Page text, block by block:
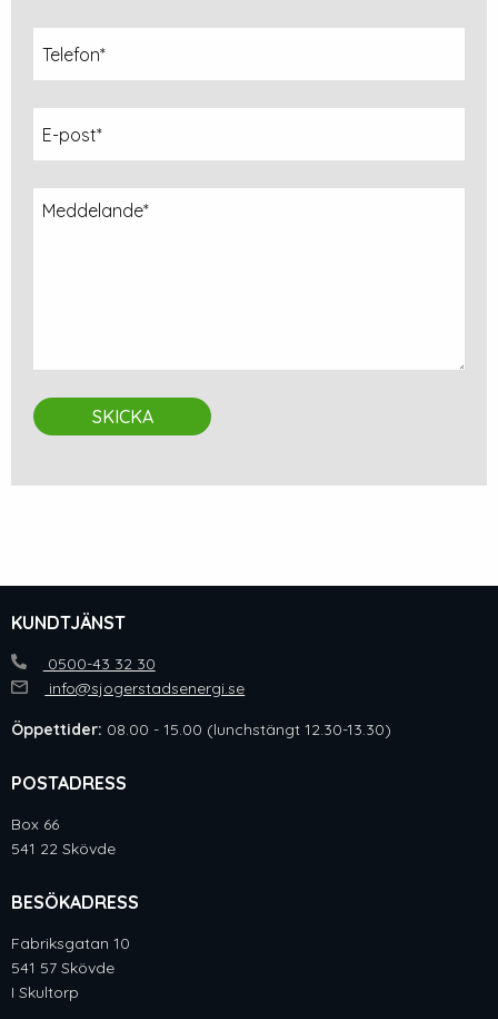
KUNDTJÄNST
0500-43 32 30
info@sjogerstadsenergi.se
Öppettider: 08.00 - 15.00 (lunchstängt 12.30-13.30)
POSTADRESS
Box 66
541 22 Skövde
BESÖKADRESS
Fabriksgatan 10
541 57 Skövde
I Skultorp